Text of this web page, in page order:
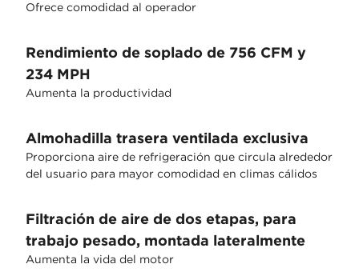
Ofrece comodidad al operador
Rendimiento de soplado de 756 CFM y
234 MPH
Aumenta la productividad
Almohadilla trasera ventilada exclusiva
Proporciona aire de refrigeración que circula alrededor
del usuario para mayor comodidad en climas cálidos
Filtración de aire de dos etapas, para
trabajo pesado, montada lateralmente
Aumenta la vida del motor